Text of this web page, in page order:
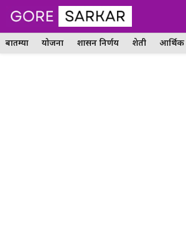
Skip
content
बातम्या योजना शासन निर्णय शेती आर्थिक